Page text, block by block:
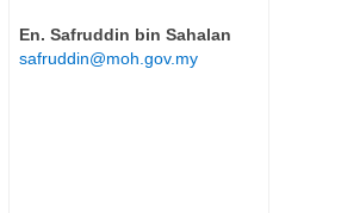
En. Safruddin bin Sahalan
safruddin@moh.gov.my